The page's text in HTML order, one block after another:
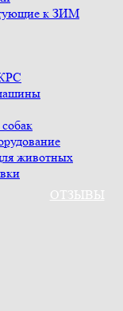
к ЗИМ
животных
ОТЗЫВЫ